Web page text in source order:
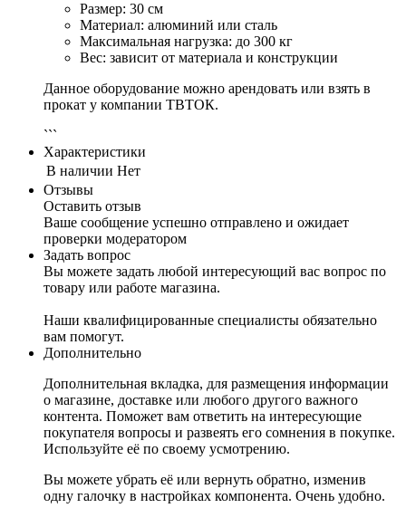
Размер: 30 см
Материал: алюминий или сталь
Максимальная нагрузка: до 300 кг
Вес: зависит от материала и конструкции
Данное оборудование можно арендовать или взять в
прокат у компании ТВТОК.
```
Характеристики
В наличии Нет
Отзывы
Оставить отзыв
Ваше сообщение успешно отправлено и ожидает
проверки модератором
Задать вопрос
Вы можете задать любой интересующий вас вопрос по
товару или работе магазина.
Наши квалифицированные специалисты обязательно
вам помогут.
Дополнительно
Дополнительная вкладка, для размещения информации
о магазине, доставке или любого другого важного
контента. Поможет вам ответить на интересующие
покупателя вопросы и развеять его сомнения в покупке.
Используйте её по своему усмотрению.
Вы можете убрать её или вернуть обратно, изменив
одну галочку в настройках компонента. Очень удобно.